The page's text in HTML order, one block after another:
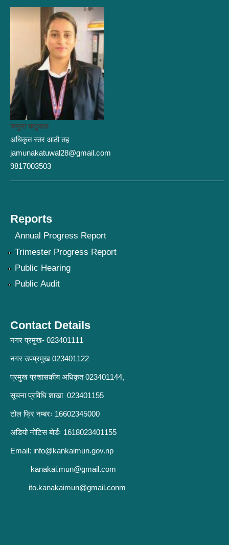
जमुना कटुवाल
अधिकृत स्तर आठौ तह
jamunakatuwal28@gmail.com
9817003503
Reports
Annual Progress Report
Trimester Progress Report
Public Hearing
Public Audit
Contact Details
नगर प्रमुख- 023401111
नगर उपप्रमुख 023401122
प्रमुख प्रशासकीय अधिकृत 023401144,
सूचना प्रविधि शाखा 023401155
टोल फ्रि नम्बरः 16602345000
अडियो नोटिस बोर्डः 1618023401155
Email: info@kankaimun.gov.np
kanakai.mun@gmail.com
ito.kanakaimun@gmail.conm